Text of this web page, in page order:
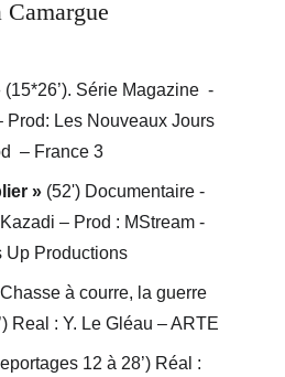
Camargue
(15*26’). Série Magazine  -
Prod: Les Nouveaux Jours
– France 3
» (52') Documentaire -
– Prod : MStream -
Up Productions
à courre, la guerre
Real : Y. Le Gléau – ARTE
12 à 28’) Réal :